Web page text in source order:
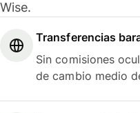
Wise.
Transferencias
Sin comisiones
de cambio medio